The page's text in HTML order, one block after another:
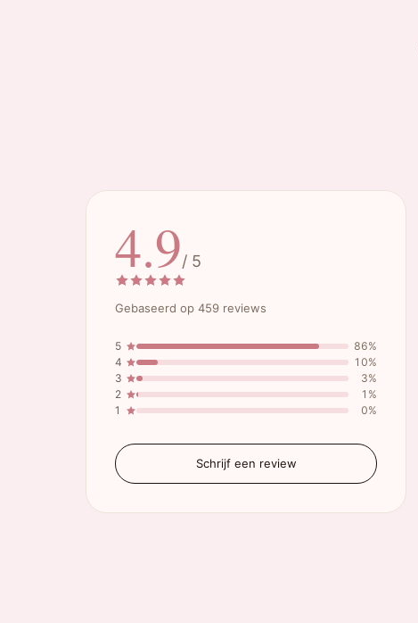
4.9/ 5
Gebaseerd op 459 reviews
5
86%
4
10%
3
3%
2
1%
1
0%
Schrijf een review